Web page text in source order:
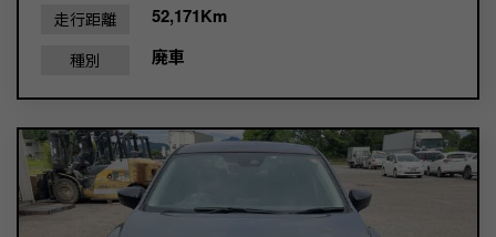
走行距離 52,171Km
種別 廃車